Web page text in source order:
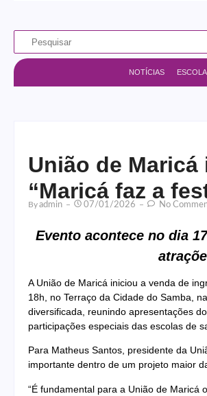
NOTÍCIAS
União de
“Maricá faz a
ByAdmin 07/01/2026 No
Evento acontece no dia
A União de Maricá iniciou a venda de
18h, no Terraço da Cidade do Samba,
diversificada, reunindo apresentações
participações especiais das escolas de
Para Matheus Santos, presidente da
importante dentro de um projeto maior
“É fundamental para a União de Maricá